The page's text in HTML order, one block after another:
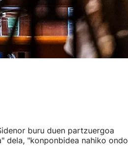
buru duen partzuergoa
dela, "konponbidea nahiko ondo